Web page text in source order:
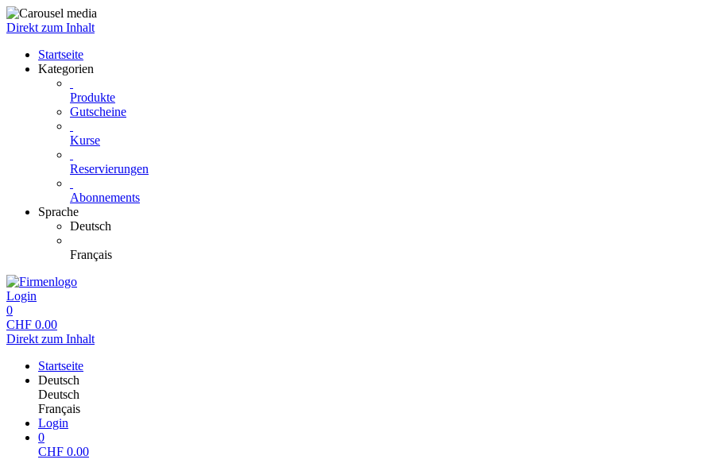
Direkt zum Inhalt
Startseite
Kategorien
Produkte
Gutscheine
Kurse
Reservierungen
Abonnements
Sprache
Deutsch
Français
Login
0
CHF 0.00
Direkt zum Inhalt
Startseite
Deutsch
Deutsch
Français
Login
0
CHF 0.00